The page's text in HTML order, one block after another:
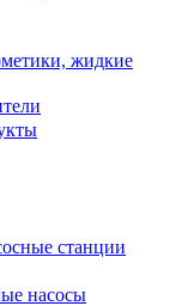
жидкие
станции
насосы